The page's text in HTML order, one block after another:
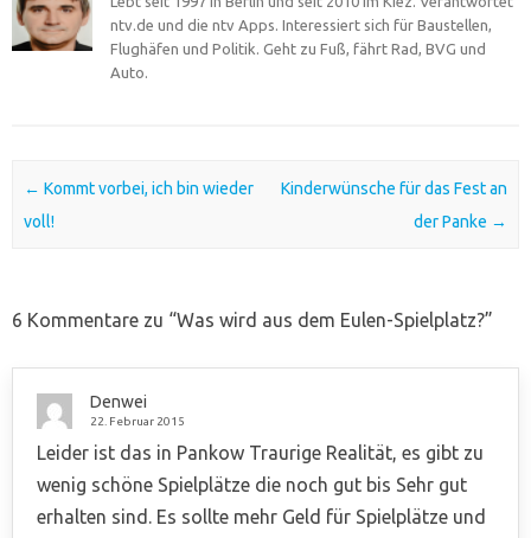
ntv.de und die ntv Apps. Interessiert sich für Baustellen,
Flughäfen und Politik. Geht zu Fuß, fährt Rad, BVG und
Auto.
Post navigation
← Kommt vorbei, ich bin wieder
voll!
Kinderwünsche für das Fest an
der Panke →
6 Kommentare zu “Was wird aus dem Eulen-Spielplatz?”
Denwei
22. Februar 2015
Leider ist das in Pankow Traurige Realität, es gibt zu
wenig schöne Spielplätze die noch gut bis Sehr gut
erhalten sind. Es sollte mehr Geld für Spielplätze und